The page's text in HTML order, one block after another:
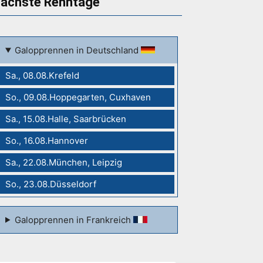
Galopprennen in Deutschland
Sa., 08.08.Krefeld
So., 09.08.Hoppegarten, Cuxhaven
Sa., 15.08.Halle, Saarbrücken
So., 16.08.Hannover
Sa., 22.08.München, Leipzig
So., 23.08.Düsseldorf
Galopprennen in Frankreich